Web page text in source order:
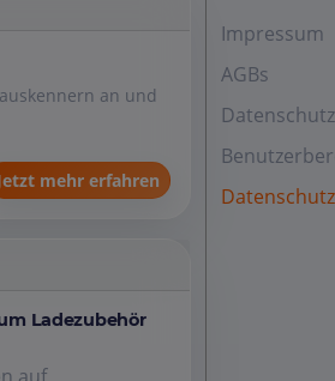
an und
mehr erfahren
Ladezubehör
Impressum
AGBs